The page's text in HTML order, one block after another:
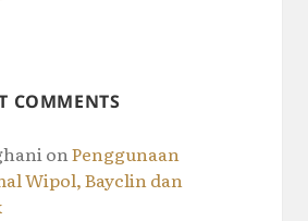
COMMENTS
onPenggunaan
Wipol, Bayclin dan